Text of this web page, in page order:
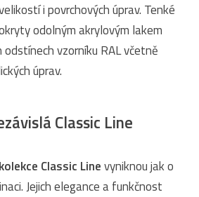
i povrchových úprav. Tenké
odolným akrylovým lakem
vzorníku RAL včetně
úprav.
Classic Line
kolekce Classic Linevyniknou jak o
Jejich elegance a funkčnost